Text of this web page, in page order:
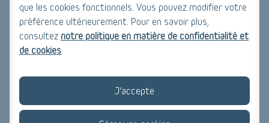
que les cookies fonctionnels. Vous pouvez modifier votre
préférence ultérieurement. Pour en savoir plus,
consultez notre politique en matière de confidentialité et
de cookies
J’accepte
Faites cependant attention à bien respecter l’ordre énoncé
par le plan établi par l’auditeur et d’envoyer vos demandes de
subvention au fur et à mesure de l’avancement du chantier. Si
versé.
Dès que votre audit sera terminé et que vous aurez pris la
décision de démarrer, nos spécialistes seront là pour vous.